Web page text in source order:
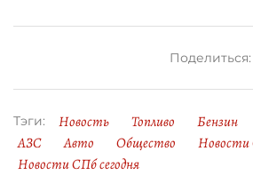
Поделиться:
Тэги: Новость Топливо Бензин
АЗС
Авто Общество
Новости СПб сегодня